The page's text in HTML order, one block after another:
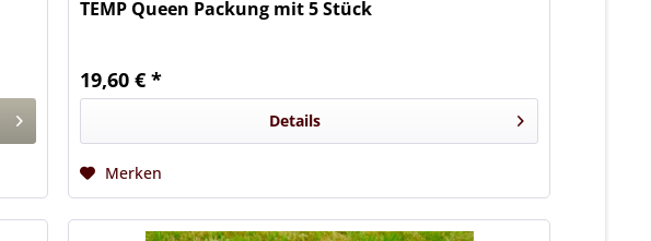
TEMP Queen Packung mit 5 Stück
19,60 € *
Details
Merken